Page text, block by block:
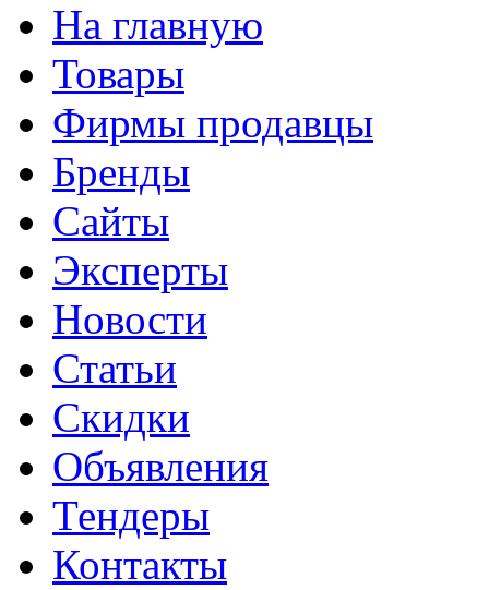
На главную
Товары
Фирмы продавцы
Бренды
Сайты
Эксперты
Новости
Статьи
Скидки
Объявления
Тендеры
Контакты